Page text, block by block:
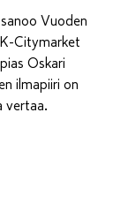
Vuoden
Citymarket
Oskari
ilmapiiri on
vertaa.